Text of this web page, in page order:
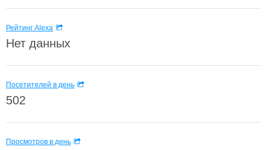
Рейтинг Alexa
Нет данных
Посетителей в день
502
Просмотров в день